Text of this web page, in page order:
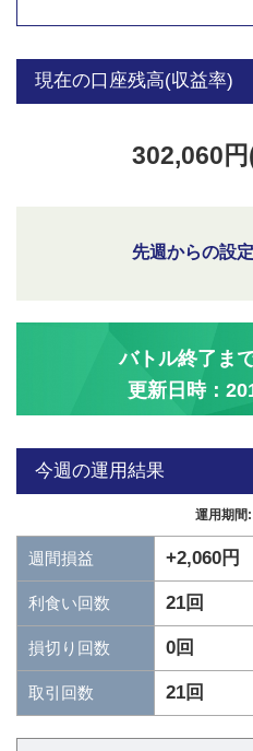
現在の口座残高(収益率)
302,060
先週からの設
バトル終了ま
更新日時：
今週の運用結果
運用期間
週間損益 +2,060円
利食い回数 21回
損切り回数 0回
取引回数 21回